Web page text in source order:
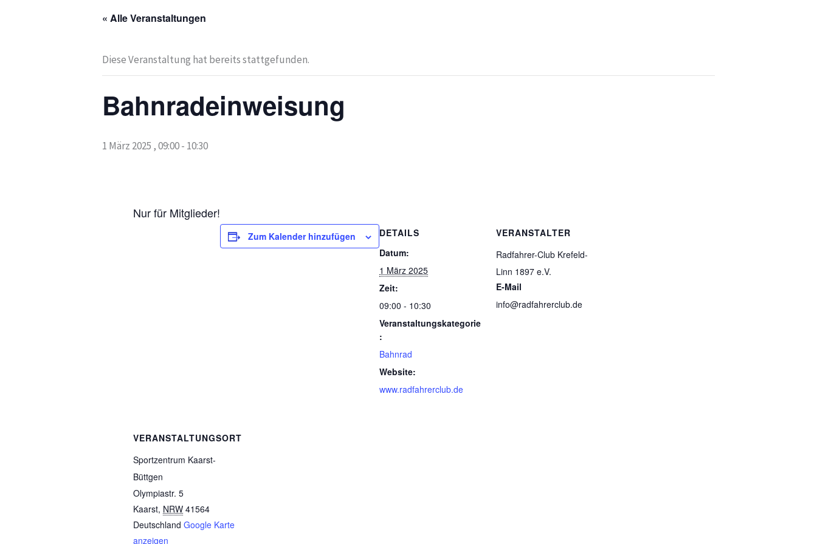
« Alle Veranstaltungen
Diese Veranstaltung hat bereits stattgefunden.
Bahnradeinweisung
1 März 2025 , 09:00- 10:30
Nur für Mitglieder!
Zum Kalender hinzufügen
DETAILS
Datum:
1 März 2025
Zeit:
09:00 - 10:30
Veranstaltungskategorie
:
Bahnrad
Website:
www.radfahrerclub.de
VERANSTALTER
Radfahrer-Club Krefeld-
Linn 1897 e.V.
E-Mail
info@radfahrerclub.de
VERANSTALTUNGSORT
Sportzentrum Kaarst-
Büttgen
Olympiastr. 5
Kaarst, NRW 41564
Deutschland Google Karte
anzeigen